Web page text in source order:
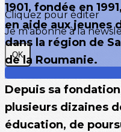
Cliquez pour éditer
Je m'abonne à la
OK
1901, fondée en
en aide aux jeunes
dans la région de
de la Roumanie.
Depuis sa
plusieurs dizaines
éducation, de